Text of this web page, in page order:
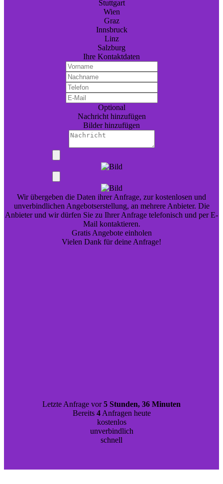
Stuttgart
Wien
Graz
Innsbruck
Linz
Salzburg
Ihre Kontaktdaten
Optional
Nachricht hinzufügen
Bilder hinzufügen
Wir übergeben die Daten ihrer Anfrage, zur kostenlosen und
unverbindlichen Angebotserstellung, an mehrere Anbieter. Die
Anbieter und wir dürfen Sie zu Ihrer Anfrage telefonisch und per E-
Mail kontaktieren.
Gratis Angebote einholen
Vielen Dank für deine Anfrage!
Letzte Anfrage vor5 Stunden, 36 Minuten
Bereits 4Anfragen heute
kostenlos
unverbindlich
schnell